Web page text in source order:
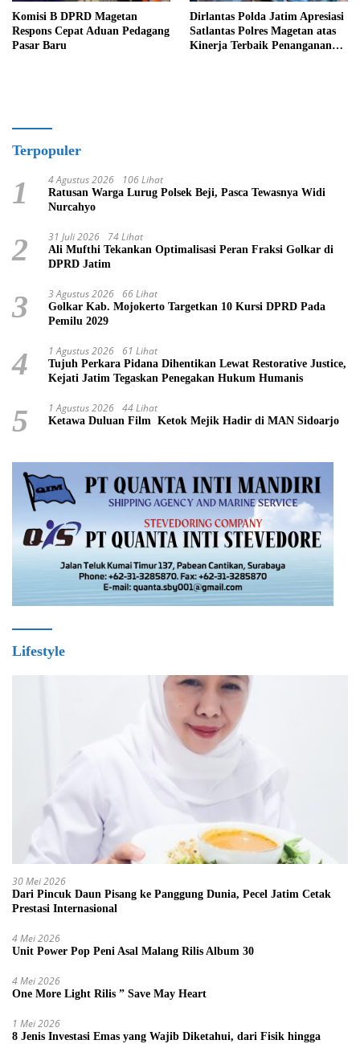
Komisi B DPRD Magetan
Respons Cepat Aduan Pedagang
Pasar Baru
Dirlantas Polda Jatim Apresiasi
Satlantas Polres Magetan atas
Kinerja Terbaik Penanganan
Terpopuler
1 4 Agustus 2026 106 Lihat
Ratusan Warga Lurug Polsek Beji, Pasca Tewasnya Widi
Nurcahyo
2 31 Juli 2026 74 Lihat
Ali Mufthi Tekankan Optimalisasi Peran Fraksi Golkar di
DPRD Jatim
3 3 Agustus 2026 66 Lihat
Golkar Kab. Mojokerto Targetkan 10 Kursi DPRD Pada
Pemilu 2029
4 1 Agustus 2026 61 Lihat
Tujuh Perkara Pidana Dihentikan Lewat Restorative Justice,
Kejati Jatim Tegaskan Penegakan Hukum Humanis
5 1 Agustus 2026 44 Lihat
Ketawa Duluan Film Ketok Mejik Hadir di MAN Sidoarjo
Lifestyle
30 Mei 2026
Dari Pincuk Daun Pisang ke Panggung Dunia, Pecel Jatim Cetak
Prestasi Internasional
4 Mei 2026
Unit Power Pop Peni Asal Malang Rilis Album 30
4 Mei 2026
One More Light Rilis ” Save May Heart
1 Mei 2026
8 Jenis Investasi Emas yang Wajib Diketahui, dari Fisik hingga